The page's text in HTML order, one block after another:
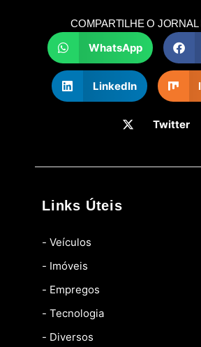
COMPARTILHE O JORNAL
WhatsApp
LinkedIn
Twitter
Links Úteis
- Veículos
- Imóveis
- Empregos
- Tecnologia
- Diversos